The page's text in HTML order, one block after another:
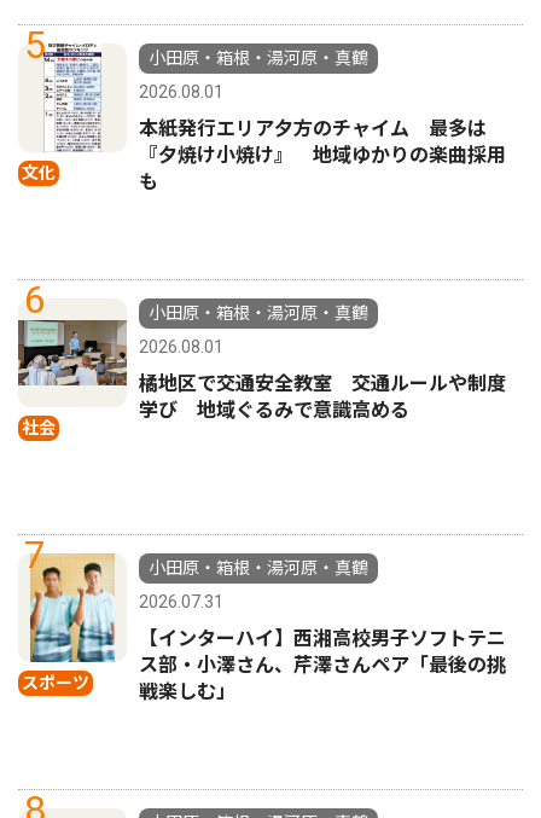
5
文化
小田原・箱根・湯河原・真鶴
2026.08.01
本紙発行エリア夕方のチャイム 最多は
『夕焼け小焼け』 地域ゆかりの楽曲採用
も
6
社会
小田原・箱根・湯河原・真鶴
2026.08.01
橘地区で交通安全教室 交通ルールや制度
学び 地域ぐるみで意識高める
7
スポーツ
小田原・箱根・湯河原・真鶴
2026.07.31
【インターハイ】西湘高校男子ソフトテニ
ス部・小澤さん、芹澤さんペア「最後の挑
戦楽しむ」